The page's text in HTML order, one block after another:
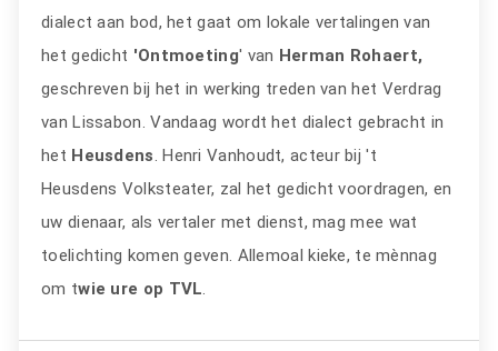
dialect aan bod, het gaat om lokale vertalingen van
het gedicht 'Ontmoeting' van Herman Rohaert,
geschreven bij het in werking treden van het Verdrag
van Lissabon. Vandaag wordt het dialect gebracht in
het Heusdens. Henri Vanhoudt, acteur bij 't
Heusdens Volksteater, zal het gedicht voordragen, en
uw dienaar, als vertaler met dienst, mag mee wat
toelichting komen geven. Allemoal kieke, te mènnag
om twie ure op TVL.